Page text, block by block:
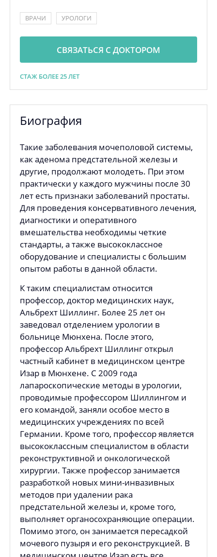
ВРАЧИ УРОЛОГИ
СВЯЗАТЬСЯ С ДОКТОРОМ
СТАЖ БОЛЕЕ 25 ЛЕТ
Биография
Такие заболевания мочеполовой системы,
как аденома предстательной железы и
другие, продолжают молодеть. При этом
практически у каждого мужчины после 30
лет есть признаки заболеваний простаты.
Для проведения консервативного лечения,
диагностики и оперативного
вмешательства необходимы четкие
стандарты, а также высококлассное
оборудование и специалисты с большим
опытом работы в данной области.
К таким специалистам относится
профессор, доктор медицинских наук,
Альбрехт Шиллинг. Более 25 лет он
заведовал отделением урологии в
больнице Мюнхена. После этого,
профессор Альбрехт Шиллинг открыл
частный кабинет в медицинском центре
Изар в Мюнхене. С 2009 года
лапароскопические методы в урологии,
проводимые профессором Шиллингом и
его командой, заняли особое место в
медицинских учреждениях по всей
Германии. Кроме того, профессор является
высококлассным специалистом в области
реконструктивной и онкологической
хирургии. Также профессор занимается
разработкой новых мини-инвазивных
методов при удалении рака
предстательной железы и, кроме того,
выполняет органосохраняющие операции.
Помимо этого, он занимается пересадкой
мочевого пузыря и его реконструкцией. В